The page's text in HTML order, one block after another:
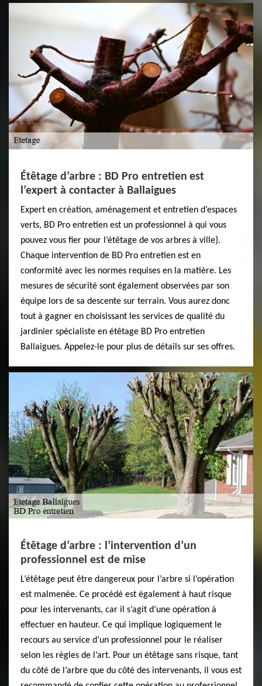
Étêtage d’arbre : BD Pro entretien est
l’expert à contacter à Ballaigues
Expert en création, aménagement et entretien d’espaces
verts, BD Pro entretien est un professionnel à qui vous
pouvez vous fier pour l’étêtage de vos arbres à ville}.
Chaque intervention de BD Pro entretien est en
conformité avec les normes requises en la matière. Les
mesures de sécurité sont également observées par son
équipe lors de sa descente sur terrain. Vous aurez donc
tout à gagner en choisissant les services de qualité du
jardinier spécialiste en étêtage BD Pro entretien
Ballaigues. Appelez-le pour plus de détails sur ses offres.
Étêtage d’arbre : l’intervention d’un
professionnel est de mise
L’étêtage peut être dangereux pour l’arbre si l’opération
est malmenée. Ce procédé est également à haut risque
pour les intervenants, car il s’agit d’une opération à
effectuer en hauteur. Ce qui implique logiquement le
recours au service d’un professionnel pour le réaliser
selon les règles de l’art. Pour un étêtage sans risque, tant
du côté de l’arbre que du côté des intervenants, il vous est